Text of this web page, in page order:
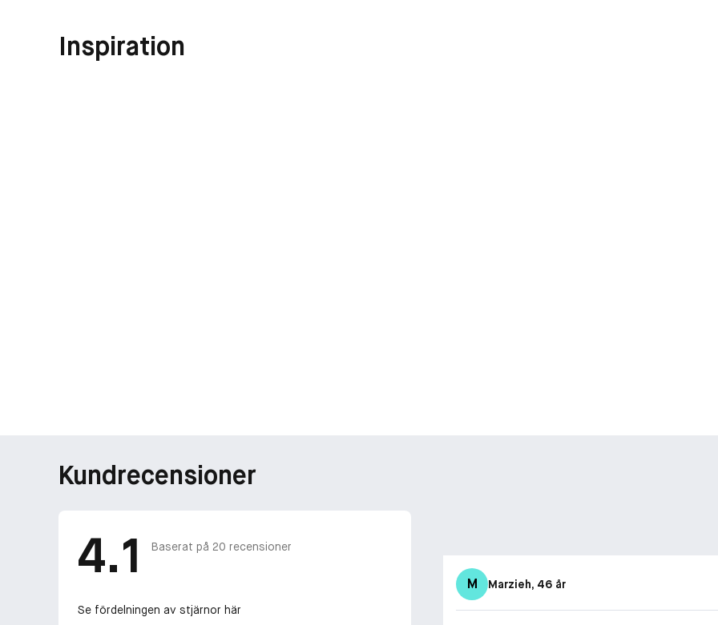
Inspiration
Kundrecensioner
4.1 Baserat på 20 recensioner
Se fördelningen av stjärnor här
M Marzieh, 46 år